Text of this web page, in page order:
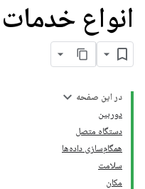
انواع
در این صفحه
دوربین
دستگاه متصل
همگام‌سازی داده‌ها
سلامت
مکان